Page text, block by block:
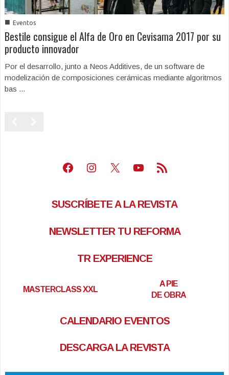
■ Eventos
Bestile consigue el Alfa de Oro en Cevisama 2017 por su
producto innovador
Por el desarrollo, junto a Neos Additives, de un software de
modelización de composiciones cerámicas mediante algoritmos
bas ...
Facebook
Instagram
X Youtube
Feed RSS
SUSCRÍBETE A LA REVISTA
NEWSLETTER TU REFORMA
TR EXPERIENCE
MASTERCLASS XXL
A PIE
DE OBRA
CALENDARIO EVENTOS
DESCARGA LA REVISTA